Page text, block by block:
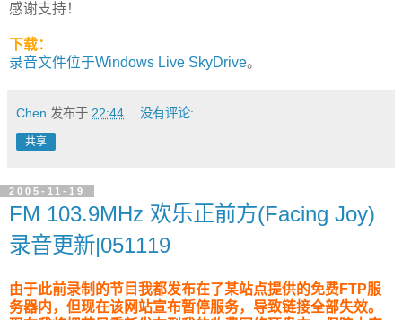
感谢支持！
下载：
录音文件位于Windows Live SkyDrive。
Chen 发布于 22:44 没有评论:
共享
2005-11-19
FM 103.9MHz 欢乐正前方(Facing Joy)
录音更新|051119
由于此前录制的节目我都发布在了某站点提供的免费FTP服
务器内，但现在该网站宣布暂停服务，导致链接全部失效。